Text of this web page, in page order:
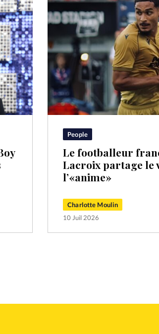
People
Le footballeur
Lacroix partage le
l’«anime»
Charlotte Moulin
10 Juil 2026